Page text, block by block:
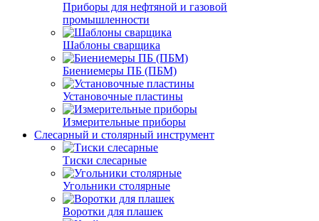
Приборы для нефтяной и газовой
промышленности
Шаблоны сварщика
Биениемеры ПБ (ПБМ)
Установочные пластины
Измерительные приборы
Слесарный и столярный инструмент
Тиски слесарные
Угольники столярные
Воротки для плашек